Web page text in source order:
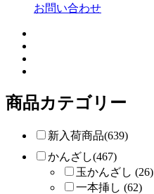
お問い合わせ
商品カテゴリー
新入荷商品(639)
かんざし(467)
玉かんざし (26)
一本挿し (62)